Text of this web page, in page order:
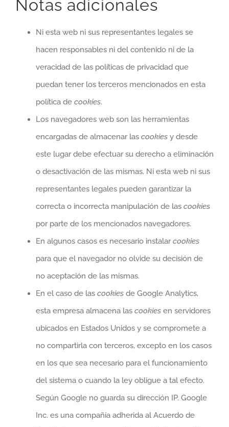
Notas adicionales
Ni esta web ni sus representantes legales se
hacen responsables ni del contenido ni de la
veracidad de las políticas de privacidad que
puedan tener los terceros mencionados en esta
política de cookies.
Los navegadores web son las herramientas
encargadas de almacenar las cookies y desde
este lugar debe efectuar su derecho a eliminación
o desactivación de las mismas. Ni esta web ni sus
representantes legales pueden garantizar la
correcta o incorrecta manipulación de las cookies
por parte de los mencionados navegadores.
En algunos casos es necesario instalarcookies
para que el navegador no olvide su decisión de
no aceptación de las mismas.
En el caso de las cookies de Google Analytics,
esta empresa almacena las cookies en servidores
ubicados en Estados Unidos y se compromete a
no compartirla con terceros, excepto en los casos
en los que sea necesario para el funcionamiento
del sistema o cuando la ley obligue a tal efecto.
Según Google no guarda su dirección IP. Google
Inc. es una compañía adherida al Acuerdo de